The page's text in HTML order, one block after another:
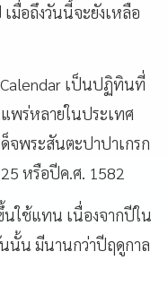
มื่อถึงวันนี้จะยังเหลือ
เป็นปฏิทินที่
พร่หลายในประเทศ
จพระสันตะปาปาเกรก
หรือปีค.ศ. 1582
ใช้แทน เนื่องจากปีใน
นั้น มีนานกว่าปีฤดูกาล